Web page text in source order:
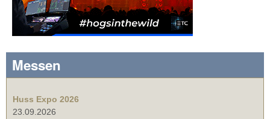
Messen
Huss Expo 2026
23.09.2026